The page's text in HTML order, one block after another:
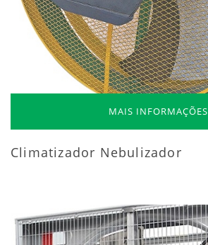
MAIS INFORMAÇÕES
Climatizador Nebulizador